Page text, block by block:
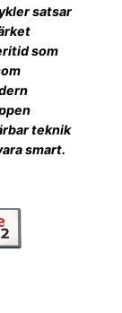
satsar
som
teknik
smart.